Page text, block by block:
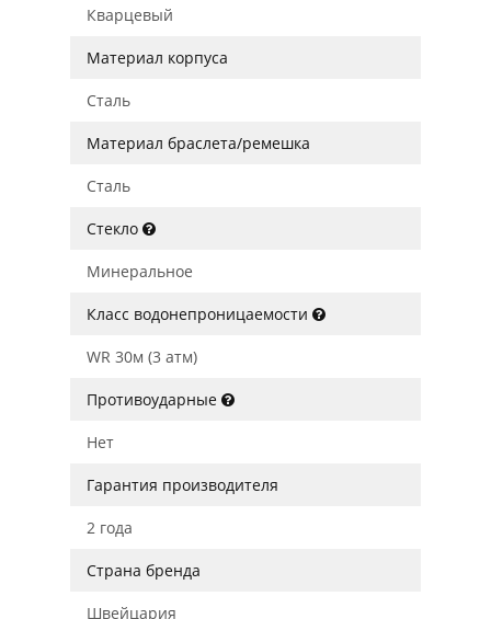
Кварцевый
Материал корпуса
Сталь
Материал браслета/ремешка
Сталь
Стекло
Минеральное
Класс водонепроницаемости
WR 30м (3 атм)
Противоударные
Нет
Гарантия производителя
2 года
Страна бренда
Швейцария